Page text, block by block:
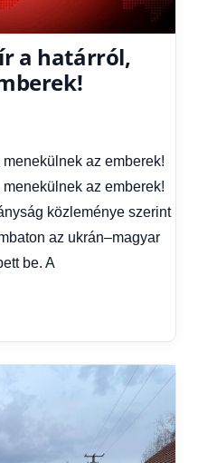
a határról,
hírek,
Hírek ,
Hírek
az emberek!
az emberek!
közleménye szerint
az ukrán–magyar
be. A